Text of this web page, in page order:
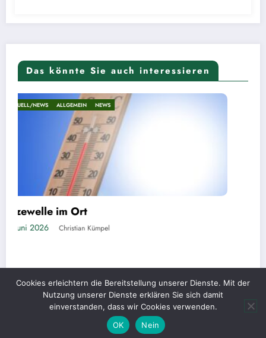
Das könnte Sie auch interessieren
AKTUELL/NEWS
Cookies erleichtern die Bereitstellung unserer Dienste. Mit der
Nutzung unserer Dienste erklären Sie sich damit
einverstanden, dass wir Cookies verwenden.
OK
Nein